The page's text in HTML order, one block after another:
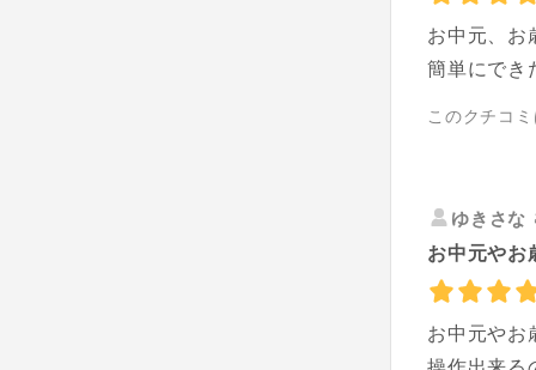
お中元、お
簡単にでき
このクチコ
ゆきさな
お中元やお
お中元やお